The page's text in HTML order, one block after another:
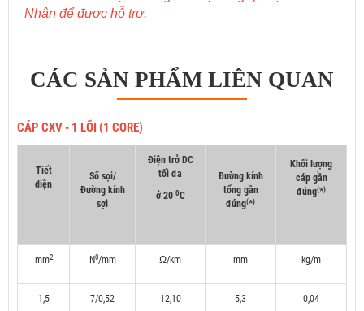
Nhân để được hỗ trợ.
CÁC SẢN PHẨM LIÊN QUAN
CÁP CXV - 1 LÕI (1 CORE)
Tiết
diện
Số sợi/
Đường kính
sợi
Điện trở DC
tối đa
ở 20 0C
Đường kính
tổng gần
đúng(*)
Khối lượng
cáp gần
đúng(*)
mm2 N0/mm Ω/km mm kg/m
1,5 7/0,52 12,10 5,3 0,04